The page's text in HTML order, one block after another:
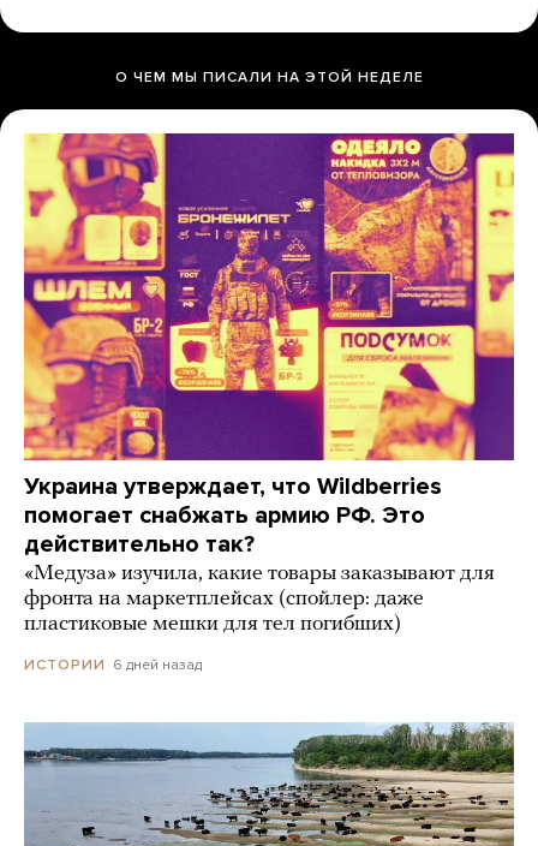
О ЧЕМ МЫ ПИСАЛИ НА ЭТОЙ НЕДЕЛЕ
Украина утверждает, что Wildberries
помогает снабжать армию РФ. Это
действительно так?
«Медуза» изучила, какие товары заказывают для
фронта на маркетплейсах (спойлер: даже
пластиковые мешки для тел погибших)
ИСТОРИИ 6 дней назад